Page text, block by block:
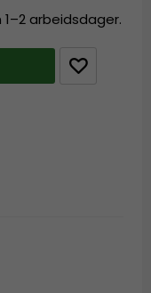
arbeidsdager.